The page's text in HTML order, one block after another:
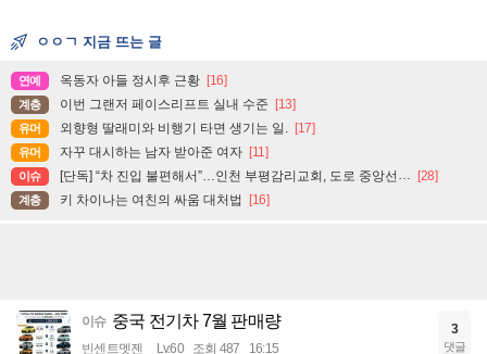
ㅇㅇㄱ 지금 뜨는 글
연예 옥동자 아들 정시후 근황 [16]
계층 이번 그랜저 페이스리프트 실내 수준 [13]
유머 외향형 딸래미와 비행기 타면 생기는 일. [17]
유머 자꾸 대시하는 남자 받아준 여자 [11]
이슈 [단독] “차 진입 불편해서”…인천 부평감리교회, 도로 중앙선 ‘검은 페인트’로 지워 [28]
계층 키 차이나는 여친의 싸움 대처법 [16]
이슈 중국 전기차 7월 판매량
빈센트멧젠 Lv.60 조회 487 16:15
3
댓글